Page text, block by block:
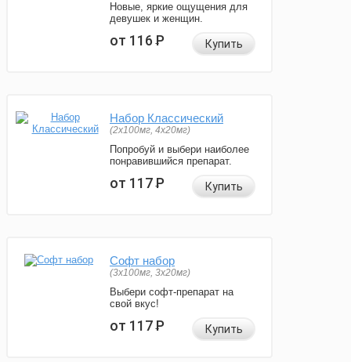
Новые, яркие ощущения для
девушек и женщин.
от 116Р Купить
Набор Классический
(2x100мг, 4x20мг)
Попробуй и выбери наиболее
понравившийся препарат.
от 117Р Купить
Софт набор
(3x100мг, 3x20мг)
Выбери софт-препарат на
свой вкус!
от 117Р Купить